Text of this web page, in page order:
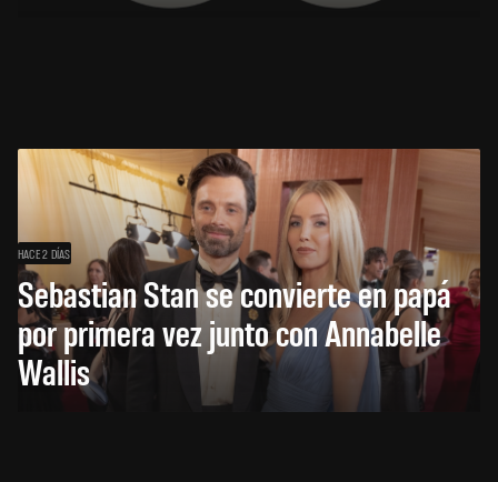
HACE 2 DÍAS
Sebastian Stan se convierte en papá
por primera vez junto con Annabelle
Wallis